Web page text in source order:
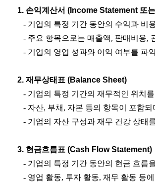
1. 손익계산서 (Income Statement 또
- 기업의 특정 기간 동안의 수익과 비
- 주요 항목으로는 매출액, 판매비용,
- 기업의 영업 성과와 이익 여부를 파
2. 재무상태표 (Balance Sheet)
- 기업의 특정 기간의 재무적인 위치
- 자산, 부채, 자본 등의 항목이 포함
- 기업의 자산 구성과 재무 건강 상태
3. 현금흐름표 (Cash Flow Statement)
- 기업의 특정 기간 동안의 현금 흐름
- 영업 활동, 투자 활동, 재무 활동 등